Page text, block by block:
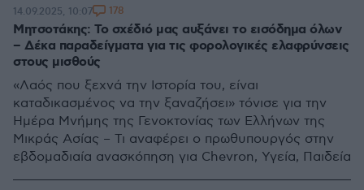
Μητσοτάκης: Το σχέδιό μας αυξάνει το εισόδημα όλων
– Δέκα παραδείγματα για τις φορολογικές ελαφρύνσεις
στους μισθούς
«Λαός που ξεχνά την Ιστορία του, είναι
καταδικασμένος να την ξαναζήσει» τόνισε για την
Ημέρα Μνήμης της Γενοκτονίας των Ελλήνων της
Μικράς Ασίας – Τι αναφέρει ο πρωθυπουργός στην
εβδομαδιαία ανασκόπηση για Chevron, Υγεία, Παιδεία
14.09.2025, 10:07 178